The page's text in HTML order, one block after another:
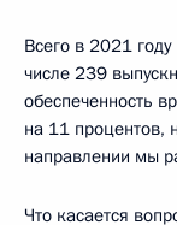
Всего в 2021
числе 239
обеспеченность
на 11 процентов,
направлении мы
Что касается